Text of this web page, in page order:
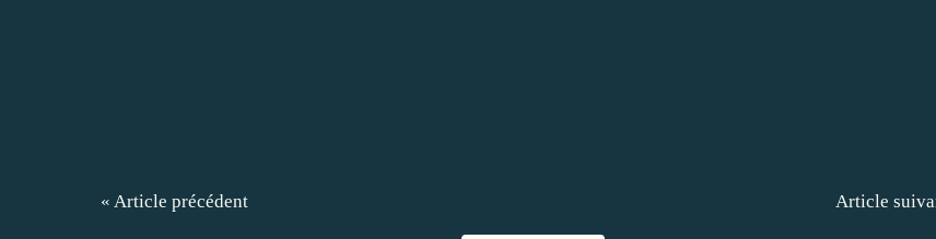
« Article précédent Article